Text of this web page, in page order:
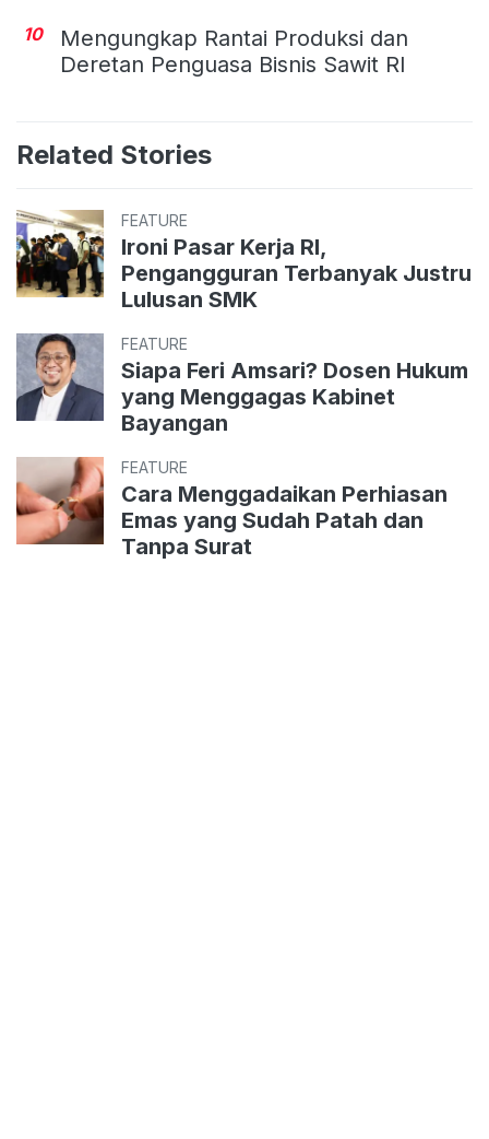
10
Mengungkap Rantai Produksi dan
Deretan Penguasa Bisnis Sawit RI
Related Stories
FEATURE
Ironi Pasar Kerja RI,
Pengangguran Terbanyak Justru
Lulusan SMK
FEATURE
Siapa Feri Amsari? Dosen Hukum
yang Menggagas Kabinet
Bayangan
FEATURE
Cara Menggadaikan Perhiasan
Emas yang Sudah Patah dan
Tanpa Surat